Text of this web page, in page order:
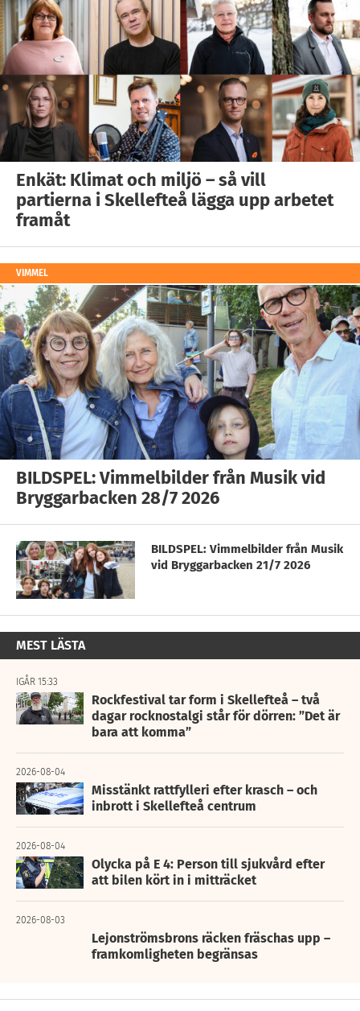
Enkät: Klimat och miljö – så vill
partierna i Skellefteå lägga upp arbetet
framåt
VIMMEL
BILDSPEL: Vimmelbilder från Musik vid
Bryggarbacken 28/7 2026
BILDSPEL: Vimmelbilder från Musik
vid Bryggarbacken 21/7 2026
MEST LÄSTA
IGÅR 15:33
Rockfestival tar form i Skellefteå – två
dagar rocknostalgi står för dörren: ”Det är
bara att komma”
2026-08-04
Misstänkt rattfylleri efter krasch – och
inbrott i Skellefteå centrum
2026-08-04
Olycka på E 4: Person till sjukvård efter
att bilen kört in i mitträcket
2026-08-03
Lejonströmsbrons räcken fräschas upp –
framkomligheten begränsas